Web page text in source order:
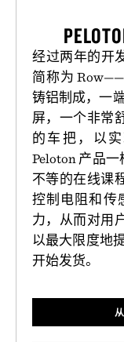
经过两年的开
简称为
铸铝制成，一
屏，一个非常
的车把，以
Peloton 产品一
不等的在线课
控制电阻和传
力，从而对用
以最大限度地
开始发货。